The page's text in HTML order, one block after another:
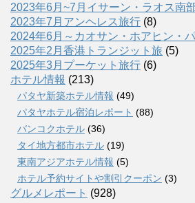
2023年6月~7月イサーン・ラオス南
2023年7月アンヘレス旅行 (8)
2024年6月～カオサン・ホアヒン・
2025年2月香港トランジット旅 (5)
2025年3月プーケット旅行 (6)
ホテル情報 (213)
パタヤ新築ホテル情報 (49)
パタヤホテル宿泊レポート (88)
バンコクホテル (36)
タイ地方都市ホテル (19)
東南アジアホテル情報 (5)
ホテル予約サイトや割引クーポン (3)
グルメレポート (928)